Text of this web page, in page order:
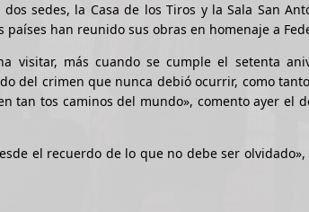
sedes, la Casa de los Tiros y la Sala San
han reunido sus obras en homenaje a
visitar, más cuando se cumple el setenta
del crimen que nunca debió ocurrir, como
tan tos caminos del mundo», comento ayer el
el recuerdo de lo que no debe ser